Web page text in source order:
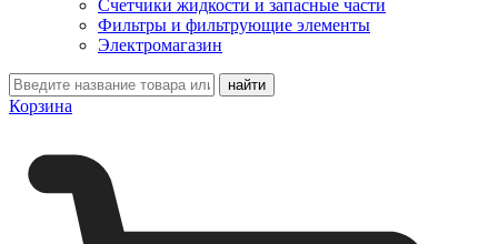
Счетчики жидкости и запасные части
Фильтры и фильтрующие элементы
Электромагазин
Корзина